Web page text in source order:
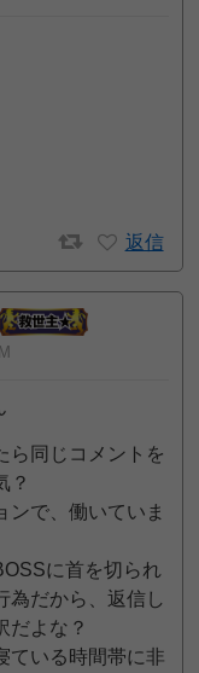
返信
ら同じコメントを
？
ンで、働いていま
に首を切られ
為だから、返信し
だよな？
ている時間帯に非